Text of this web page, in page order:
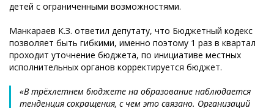
детей с ограниченными возможностями.
Манкараев К.З. ответил депутату, что Бюджетный кодекс
позволяет быть гибкими, именно поэтому 1 раз в квартал
проходит уточнение бюджета, по инициативе местных
исполнительных органов корректируется бюджет.
«В трёхлетнем бюджете на образование наблюдается
тенденция сокращения, с чем это связано. Организаций